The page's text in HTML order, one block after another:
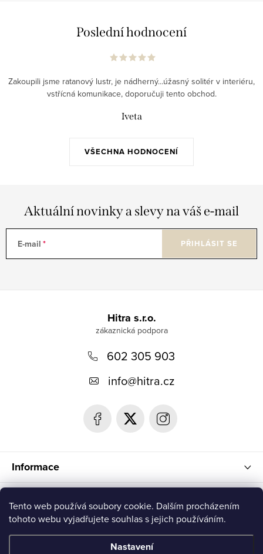
Tento web používá soubory cookie. Dalším procházením
tohoto webu vyjadřujete souhlas s jejich používáním.
Nastavení
Poslední hodnocení
VŠECHNA HODNOCENÍ
Zakoupili jsme ratanový lustr, je nádherný...úžasný solitér v interiéru,
vstřícná komunikace, doporučuji tento obchod.
Iveta
Aktuální novinky a slevy na váš e-mail
E-mail PŘIHLÁSIT SE
Informace
Přijímáme online platby
Hitra s.r.o.
602 305 903
info@hitra.cz